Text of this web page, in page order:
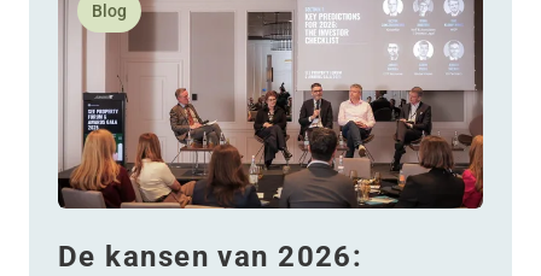
Blog
De kansen van 2026: